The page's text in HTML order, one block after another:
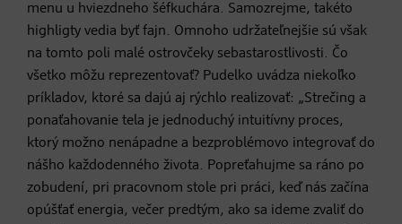
menu u hviezdneho šéfkuchára. Samozrejme, takéto
highligty vedia byť fajn. Omnoho udržateľnejšie sú však
na tomto poli malé ostrovčeky sebastarostlivosti. Čo
všetko môžu reprezentovať? Pudelko uvádza niekoľko
príkladov, ktoré sa dajú aj rýchlo realizovať: „Strečing a
ponaťahovanie tela je jednoduchý intuitívny proces,
ktorý možno nenápadne a bezproblémovo integrovať do
nášho každodenného života. Popreťahujme sa ráno po
zobudení, pri pracovnom stole pri práci, keď nás začína
opúšťať energia, večer predtým, ako sa ideme zvaliť do